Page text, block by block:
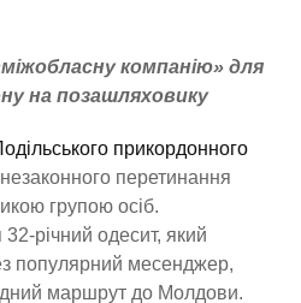
компанію» для
на позашляховику
прикордонного
перетинання
групою осіб.
річний одесит, який
популярний месенджер,
маршрут до Молдови.